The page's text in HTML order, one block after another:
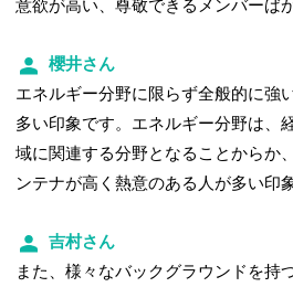
意欲が高い、尊敬できるメンバーば
櫻井さん
エネルギー分野に限らず全般的に強
多い印象です。エネルギー分野は、
域に関連する分野となることからか
ンテナが高く熱意のある人が多い印
吉村さん
また、様々なバックグラウンドを持